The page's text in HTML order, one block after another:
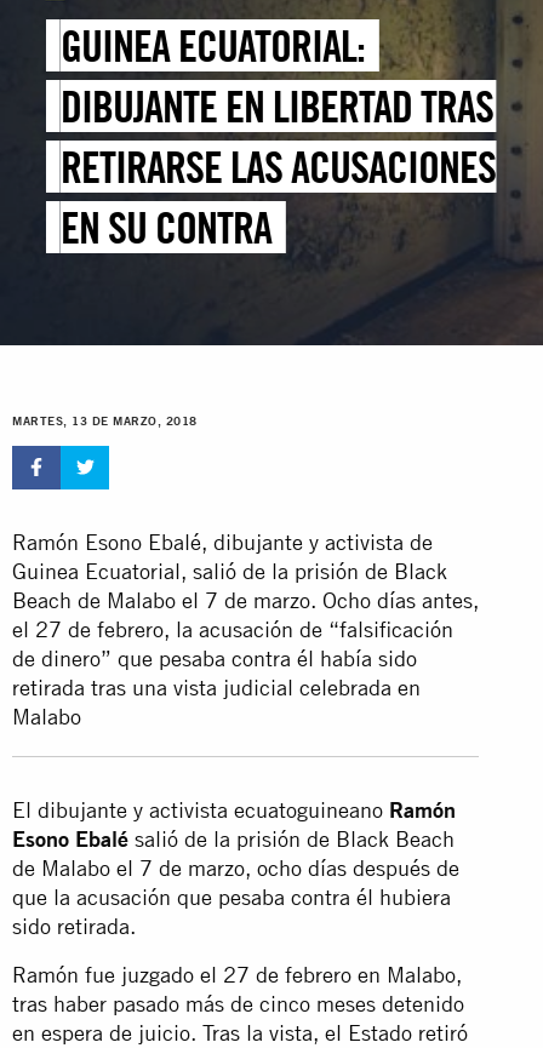
GUINEA ECUATORIAL:
DIBUJANTE EN LIBERTAD TRAS
RETIRARSE LAS ACUSACIONES
EN SU CONTRA
MARTES, 13 DE MARZO, 2018
Ramón Esono Ebalé, dibujante y activista de
Guinea Ecuatorial, salió de la prisión de Black
Beach de Malabo el 7 de marzo. Ocho días antes,
el 27 de febrero, la acusación de “falsificación
de dinero” que pesaba contra él había sido
retirada tras una vista judicial celebrada en
Malabo
El dibujante y activista ecuatoguineano Ramón
Esono Ebalé salió de la prisión de Black Beach
de Malabo el 7 de marzo, ocho días después de
que la acusación que pesaba contra él hubiera
sido retirada.
Ramón fue juzgado el 27 de febrero en Malabo,
tras haber pasado más de cinco meses detenido
en espera de juicio. Tras la vista, el Estado retiró